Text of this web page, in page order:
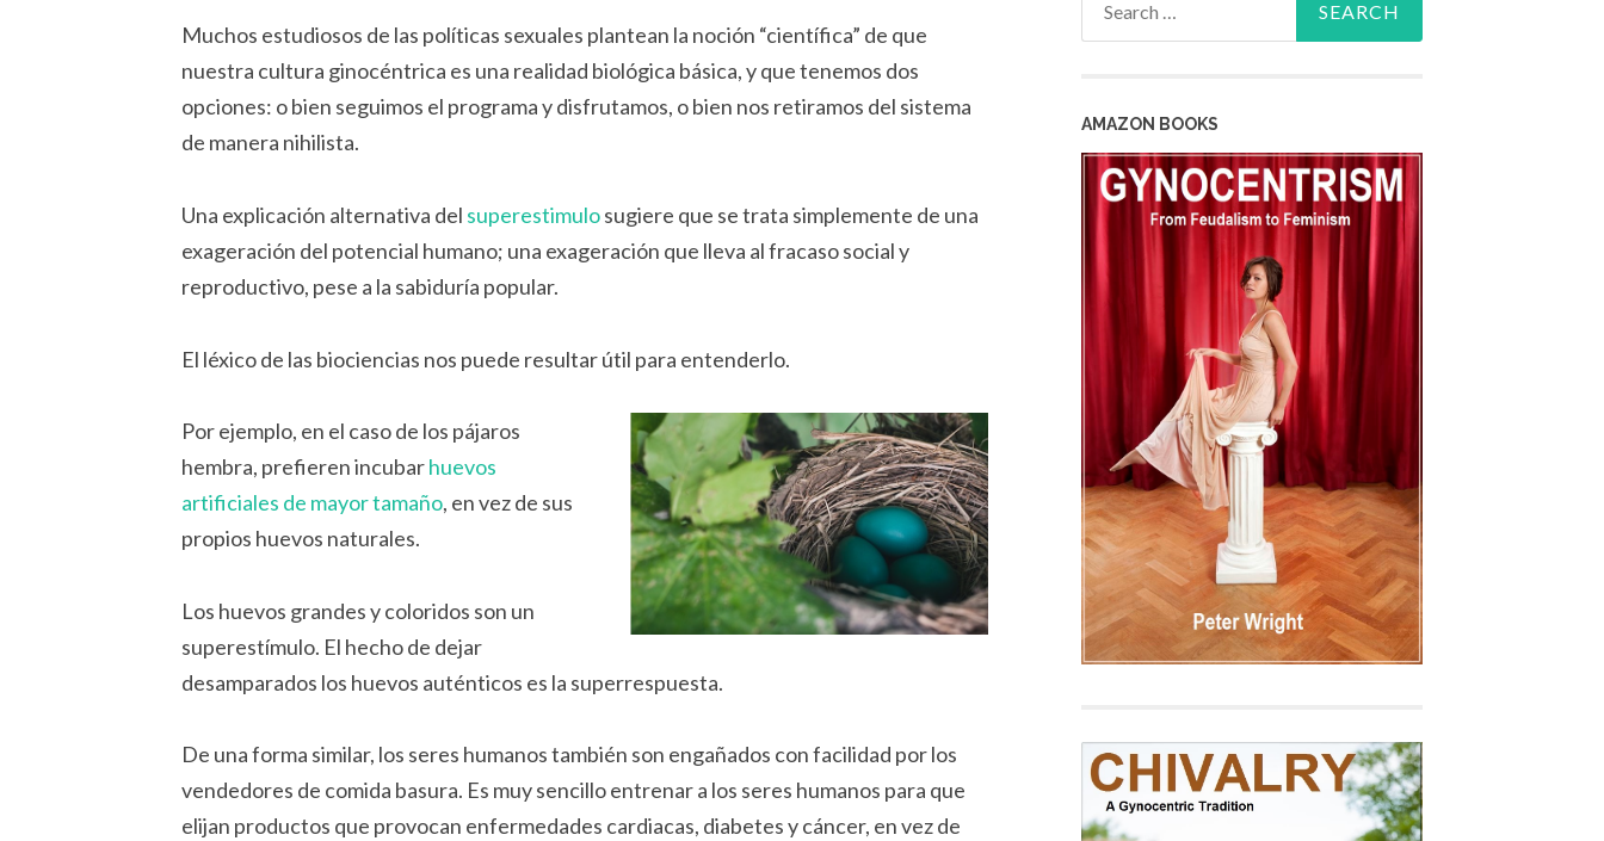
Muchos estudiosos de las políticas sexuales plantean la noción “científica” de que
nuestra cultura ginocéntrica es una realidad biológica básica, y que tenemos dos
opciones: o bien seguimos el programa y disfrutamos, o bien nos retiramos del sistema
de manera nihilista.
Una explicación alternativa del superestimulosugiere que se trata simplemente de una
exageración del potencial humano; una exageración que lleva al fracaso social y
reproductivo, pese a la sabiduría popular.
El léxico de las biociencias nos puede resultar útil para entenderlo.
Por ejemplo, en el caso de los pájaros
hembra, prefieren incubarhuevos
artificiales de mayor tamaño, en vez de sus
propios huevos naturales.
Los huevos grandes y coloridos son un
superestímulo. El hecho de dejar
desamparados los huevos auténticos es la superrespuesta.
De una forma similar, los seres humanos también son engañados con facilidad por los
vendedores de comida basura. Es muy sencillo entrenar a los seres humanos para que
elijan productos que provocan enfermedades cardiacas, diabetes y cáncer, en vez de
AMAZON BOOKS